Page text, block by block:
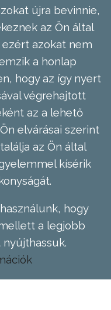
újra bevinnie,
az Ön által
azokat nem
a honlap
hogy az így nyert
végrehajtott
az a lehető
elvárásai szerint
az Ön által
kísérik
hogy
a legjobb